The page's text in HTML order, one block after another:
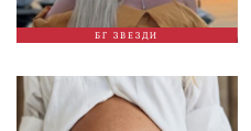
БГ ЗВЕЗДИ